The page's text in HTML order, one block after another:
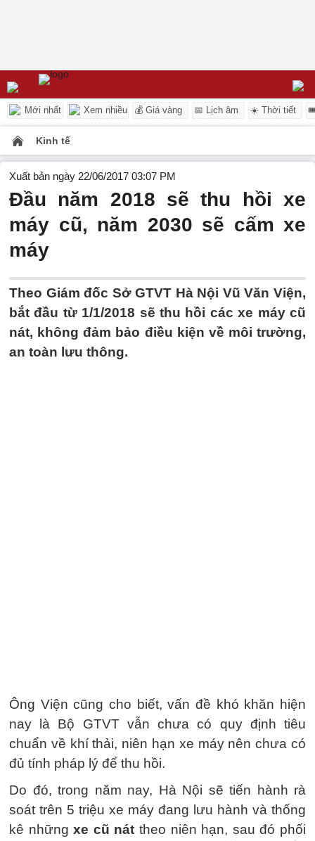
Mới nhất Xem nhiều 💰 Giá vàng 📅 Lịch âm ☀️ Thời tiết
Kinh tế
Xuất bản ngày 22/06/2017 03:07 PM
Đầu năm 2018 sẽ thu hồi xe
máy cũ, năm 2030 sẽ cấm xe
máy
Theo Giám đốc Sở GTVT Hà Nội Vũ Văn Viện,
bắt đầu từ 1/1/2018 sẽ thu hồi các xe máy cũ
nát, không đảm bảo điều kiện về môi trường,
an toàn lưu thông.
Ông Viện cũng cho biết, vấn đề khó khăn hiện
nay là Bộ GTVT vẫn chưa có quy định tiêu
chuẩn về khí thải, niên hạn xe máy nên chưa có
đủ tính pháp lý để thu hồi.
Do đó, trong năm nay, Hà Nội sẽ tiến hành rà
soát trên 5 triệu xe máy đang lưu hành và thống
kê nhữngxe cũ nát theo niên hạn, sau đó phối